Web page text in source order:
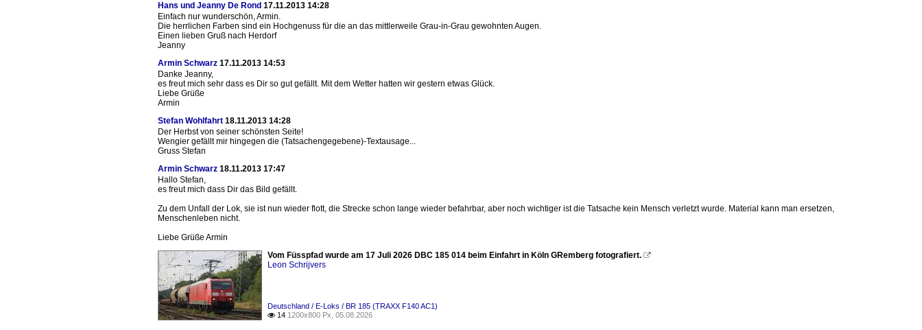
Hans und Jeanny De Rond 17.11.2013 14:28
Einfach nur wunderschön, Armin.
Die herrlichen Farben sind ein Hochgenuss für die an das mittlerweile Grau-in-Grau gewohnten Augen.
Einen lieben Gruß nach Herdorf
Jeanny
Armin Schwarz 17.11.2013 14:53
Danke Jeanny,
es freut mich sehr dass es Dir so gut gefällt. Mit dem Wetter hatten wir gestern etwas Glück.
Liebe Grüße
Armin
Stefan Wohlfahrt 18.11.2013 14:28
Der Herbst von seiner schönsten Seite!
Wengier gefällt mir hingegen die (Tatsachengegebene)-Textausage...
Gruss Stefan
Armin Schwarz 18.11.2013 17:47
Hallo Stefan,
es freut mich dass Dir das Bild gefällt.
Zu dem Unfall der Lok, sie ist nun wieder flott, die Strecke schon lange wieder befahrbar, aber noch wichtiger ist die Tatsache kein Mensch verletzt wurde. Material kann man ersetzen,
Menschenleben nicht.
Liebe Grüße Armin
Vom Füsspfad wurde am 17 Juli 2026 DBC 185 014 beim Einfahrt in Köln GRemberg fotografiert. 
Leon Schrijvers
Deutschland / E-Loks / BR 185 (TRAXX F140 AC1)
 14 1200x800 Px, 05.08.2026